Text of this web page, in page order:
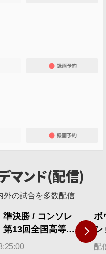
マンド(配信)
外の試合を多数配信
NEXT
決勝 / コンソレ
第13回全国高等学
ール大会2026
ボ
人
配